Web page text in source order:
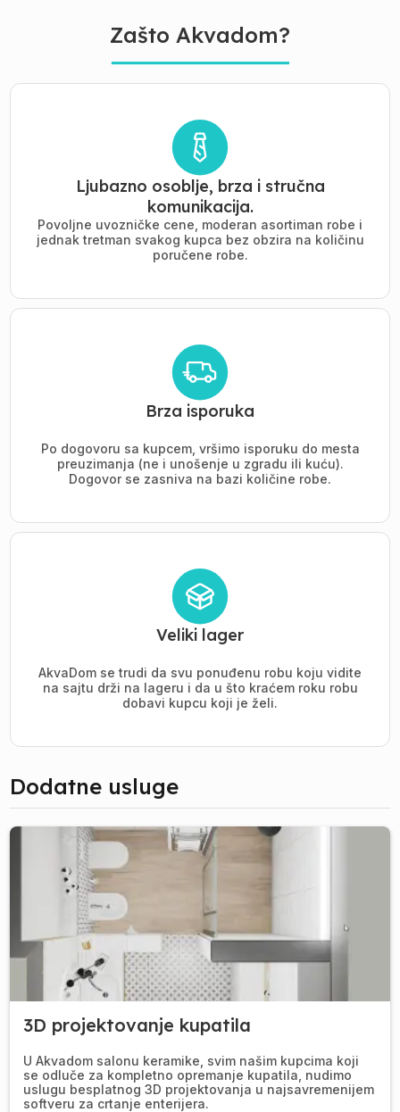
Zašto Akvadom?
Ljubazno osoblje, brza i stručna
komunikacija.
Povoljne uvozničke cene, moderan asortiman robe i
jednak tretman svakog kupca bez obzira na količinu
poručene robe.
Brza isporuka
Po dogovoru sa kupcem, vršimo isporuku do mesta
preuzimanja (ne i unošenje u zgradu ili kuću).
Dogovor se zasniva na bazi količine robe.
Veliki lager
AkvaDom se trudi da svu ponuđenu robu koju vidite
na sajtu drži na lageru i da u što kraćem roku robu
dobavi kupcu koji je želi.
Dodatne usluge
3D projektovanje kupatila
U Akvadom salonu keramike, svim našim kupcima koji
se odluče za kompletno opremanje kupatila, nudimo
uslugu besplatnog 3D projektovanja u najsavremenijem
softveru za crtanje enterijera.